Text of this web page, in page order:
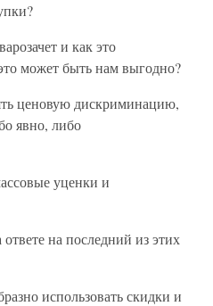
и как это
может быть нам выгодно?
ценовую дискриминацию,
явно, либо
уценки и
на последний из этих
использовать скидки и